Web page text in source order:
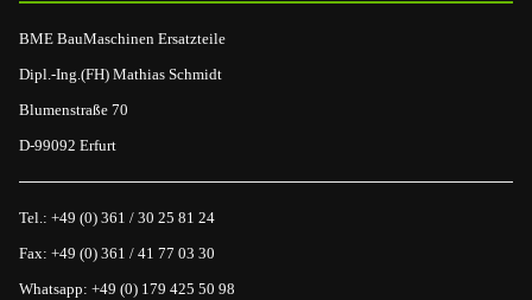
BME BauMaschinen Ersatzteile
Dipl.-Ing.(FH) Mathias Schmidt
Blumenstraße 70
D-99092 Erfurt
Tel.: +49 (0) 361 / 30 25 81 24
Fax: +49 (0) 361 / 41 77 03 30
Whatsapp: +49 (0) 179 425 50 98